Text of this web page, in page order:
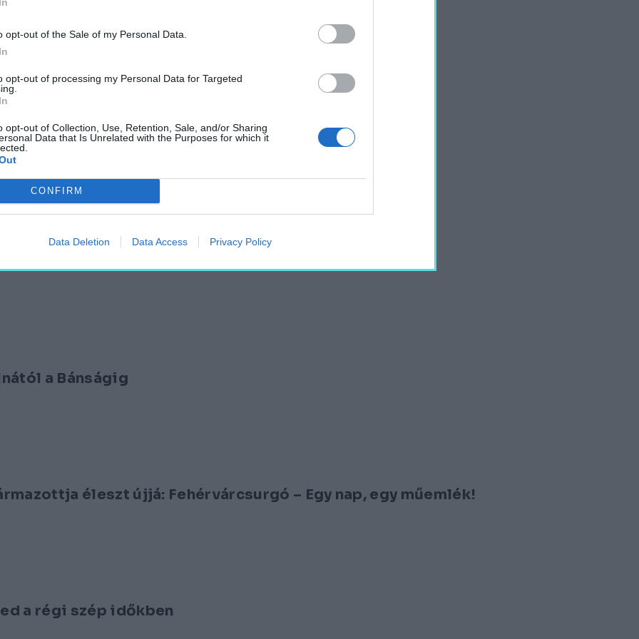
opt-out of the Sale of my Personal Data.
opt-out of processing my Personal Data for Targeted
opt-out of Collection, Use, Retention, Sale, and/or Sharing
Data that Is Unrelated with the Purposes for which it
CONFIRM
Data Deletion Data Access Privacy Policy
– Egy nap, egy műemlék!
nap, egy műemlék!
műemlék!
a Bánságig
éleszt újjá: Fehérvárcsurgó – Egy nap, egy műemlék!
a régi szép időkben